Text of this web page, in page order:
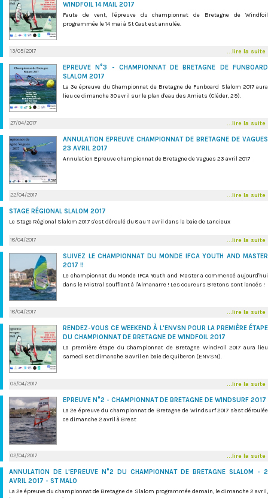
WINDFOIL 14 MAIL 2017
Faute de vent, l'épreuve du championnat de Bretagne de Windfoil
programmée le 14 mai à St Cast est annulée.
13/05/2017 ...lire la suite
EPREUVE N°3 - CHAMPIONNAT DE BRETAGNE DE FUNBOARD
SLALOM 2017
La 3e épreuve du Championnat de Bretagne de Funboard Slalom 2017 aura
lieu ce dimanche 30 avril sur le plan d'eau des Amiets (Cléder, 29).
27/04/2017 ...lire la suite
ANNULATION EPREUVE CHAMPIONNAT DE BRETAGNE DE VAGUES
23 AVRIL 2017
Annulation Epreuve championnat de Bretagne de Vagues 23 avril 2017
22/04/2017 ...lire la suite
STAGE RÉGIONAL SLALOM 2017
Le Stage Régional Slalom 2017 s'est déroulé du 8 au 11 avril dans la baie de Lancieux
18/04/2017 ...lire la suite
SUIVEZ LE CHAMPIONNAT DU MONDE IFCA YOUTH AND MASTER
2017 !!
Le championnat du Monde IFCA Youth and Master a commencé aujourd'hui
dans le Mistral soufflant à l'Almanarre ! Les coureurs Bretons sont lancés !
18/04/2017 ...lire la suite
RENDEZ-VOUS CE WEEKEND À L'ENVSN POUR LA PREMIÈRE ÉTAPE
DU CHAMPIONNAT DE BRETAGNE DE WINDFOIL 2017
La première étape du Championnat de Bretagne WindFoil 2017 aura lieu
samedi 8 et dimanche 9 avril en baie de Quiberon (ENVSN).
05/04/2017 ...lire la suite
EPREUVE N°2 - CHAMPIONNAT DE BRETAGNE DE WINDSURF 2017
La 2e épreuve du championnat de Bretagne de Windsurf 2017 s'est déroulée
ce dimanche 2 avril à Brest
02/04/2017 ...lire la suite
ANNULATION DE L'EPREUVE N°2 DU CHAMPIONNAT DE BRETAGNE SLALOM - 2
AVRIL 2017 - ST MALO
La 2e épreuve du championnat de Bretagne de Slalom programmée demain, le dimanche 2 avril,